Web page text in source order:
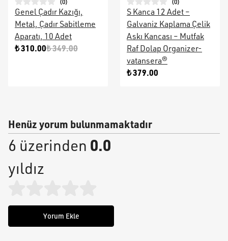
(0)
Genel Çadır Kazığı,
Metal, Çadır Sabitleme
Aparatı, 10 Adet
₺ 310.00₺ 349.00
(0)
S Kanca 12 Adet –
Galvaniz Kaplama Çelik
Askı Kancası – Mutfak
Raf Dolap Organizer-
vatansera®
₺ 379.00
Henüz yorum bulunmamaktadır
6 üzerinden 0.0
yıldız
Yorum Ekle